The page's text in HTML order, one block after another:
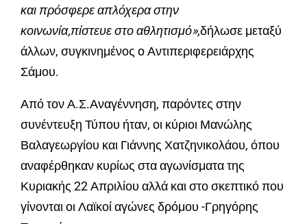
και πρόσφερε απλόχερα στην
κοινωνία,πίστευε στο αθλητισμό»,δήλωσε μεταξύ
άλλων, συγκινημένος ο Αντιπεριφερειάρχης
Σάμου.
Από τον Α.Σ.Αναγέννηση, παρόντες στην
συνέντευξη Τύπου ήταν, οι κύριοι Μανώλης
Βαλαγεωργίου και Γιάννης Χατζηνικολάου, όπου
αναφέρθηκαν κυρίως στα αγωνίσματα της
Κυριακής 22 Απριλίου αλλά και στο σκεπτικό που
γίνονται οι Λαϊκοί αγώνες δρόμου -Γρηγόρης